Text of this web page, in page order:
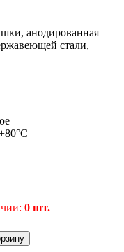
анодированная
стали,
0 шт.